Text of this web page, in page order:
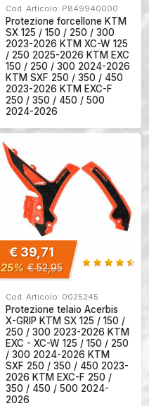
Cod. Articolo: P849940000
Protezione forcellone KTM
SX 125 / 150 / 250 / 300
2023-2026 KTM XC-W 125
/ 250 2025-2026 KTM EXC
150 / 250 / 300 2024-2026
KTM SXF 250 / 350 / 450
2023-2026 KTM EXC-F
250 / 350 / 450 / 500
2024-2026
€ 39,71
25% € 52,95
Cod. Articolo: 0025245
Protezione telaio Acerbis
X-GRIP KTM SX 125 / 150 /
250 / 300 2023-2026 KTM
EXC - XC-W 125 / 150 / 250
/ 300 2024-2026 KTM
SXF 250 / 350 / 450 2023-
2026 KTM EXC-F 250 /
350 / 450 / 500 2024-
2026